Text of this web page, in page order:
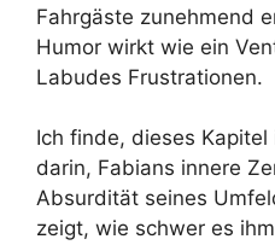
Fahrgäste zunehmend
Humor wirkt wie ein
Labudes Frustrationen.
Ich finde, dieses
darin, Fabians innere
Absurdität seines
zeigt, wie schwer es